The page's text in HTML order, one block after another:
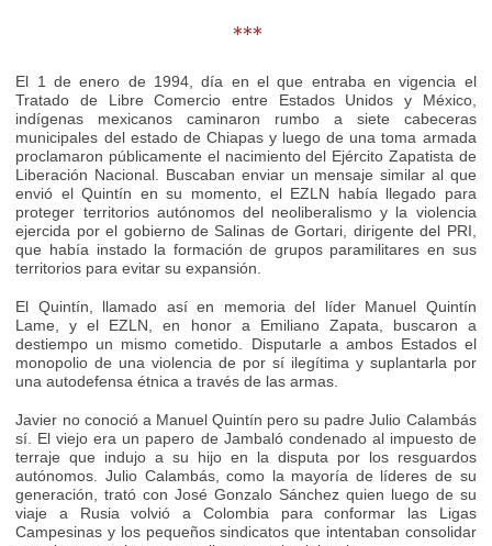
***
El 1 de enero de 1994, día en el que entraba en vigencia el
Tratado de Libre Comercio entre Estados Unidos y México,
indígenas mexicanos caminaron rumbo a siete cabeceras
municipales del estado de Chiapas y luego de una toma armada
proclamaron públicamente el nacimiento del Ejército Zapatista de
Liberación Nacional. Buscaban enviar un mensaje similar al que
envió el Quintín en su momento, el EZLN había llegado para
proteger territorios autónomos del neoliberalismo y la violencia
ejercida por el gobierno de Salinas de Gortari, dirigente del PRI,
que había instado la formación de grupos paramilitares en sus
territorios para evitar su expansión.
El Quintín, llamado así en memoria del líder Manuel Quintín
Lame, y el EZLN, en honor a Emiliano Zapata, buscaron a
destiempo un mismo cometido. Disputarle a ambos Estados el
monopolio de una violencia de por sí ilegítima y suplantarla por
una autodefensa étnica a través de las armas.
Javier no conoció a Manuel Quintín pero su padre Julio Calambás
sí. El viejo era un papero de Jambaló condenado al impuesto de
terraje que indujo a su hijo en la disputa por los resguardos
autónomos. Julio Calambás, como la mayoría de líderes de su
generación, trató con José Gonzalo Sánchez quien luego de su
viaje a Rusia volvió a Colombia para conformar las Ligas
Campesinas y los pequeños sindicatos que intentaban consolidar